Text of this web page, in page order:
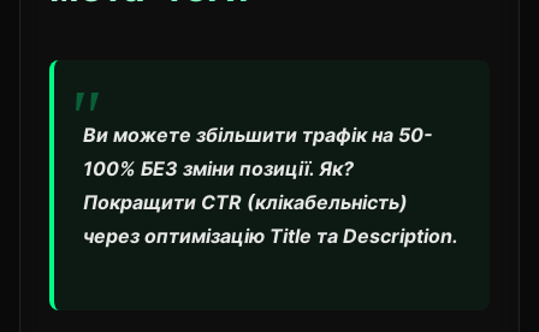
Ви можете збільшити трафік на 50-
100% БЕЗ зміни позиції. Як?
Покращити CTR (клікабельність)
через оптимізацію Title та Description.